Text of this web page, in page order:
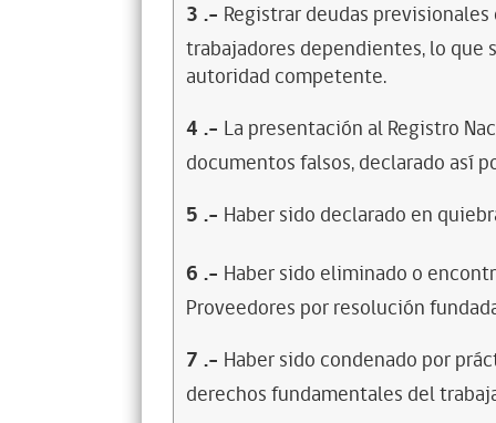
3 .- Registrar deudas
trabajadores dependientes, lo
autoridad competente.
4 .- La presentación al Registro
documentos falsos, declarado así
5 .- Haber sido declarado en
6 .- Haber sido eliminado o
Proveedores por resolución
7 .- Haber sido condenado por
derechos fundamentales del